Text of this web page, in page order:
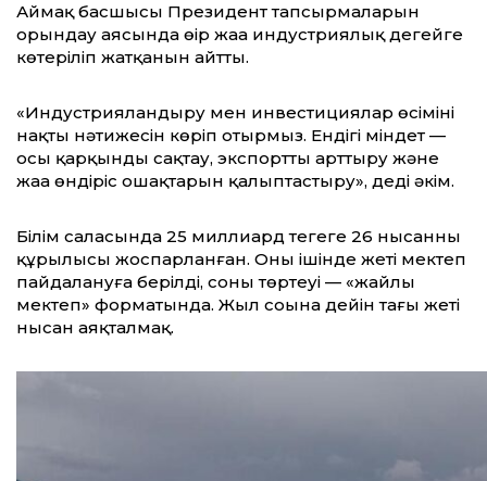
Аймақ басшысы Президент тапсырмаларын
орындау аясында өңір жаңа индустриялық деңгейге
көтеріліп жатқанын айтты.
«Индустрияландыру мен инвестициялар өсімінің
нақты нәтижесін көріп отырмыз. Ендігі міндет —
осы қарқынды сақтау, экспортты арттыру және
жаңа өндіріс ошақтарын қалыптастыру», деді әкім.
Білім саласында 25 миллиард теңгеге 26 нысанның
құрылысы жоспарланған. Оның ішінде жеті мектеп
пайдалануға берілді, соның төртеуі — «жайлы
мектеп» форматында. Жыл соңына дейін тағы жеті
нысан аяқталмақ.